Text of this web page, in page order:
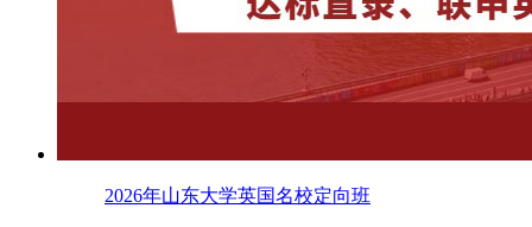
2026年山东大学英国名校定向班